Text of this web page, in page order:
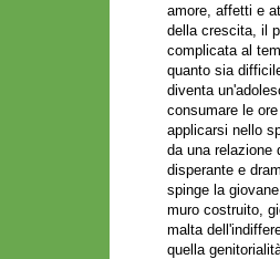
amore, affetti e
della crescita, il
complicata al
quanto sia
diventa
consumare le
applicarsi nello
da una relazione
disperante e
spinge la
muro costruito,
malta
quella